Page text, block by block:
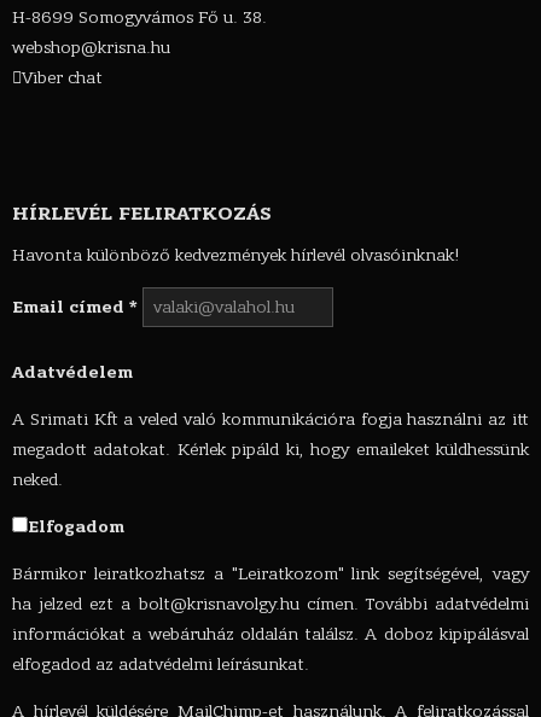
H-8699 Somogyvámos Fő u. 38.
webshop@krisna.hu
Viber chat
HÍRLEVÉL FELIRATKOZÁS
Havonta különböző kedvezmények hírlevél olvasóinknak!
Email címed *
Adatvédelem
A Srimati Kft a veled való kommunikációra fogja használni az itt
megadott adatokat. Kérlek pipáld ki, hogy emaileket küldhessünk
neked.
Elfogadom
Bármikor leiratkozhatsz a "Leiratkozom" link segítségével, vagy
ha jelzed ezt a bolt@krisnavolgy.hucímen. További adatvédelmi
információkat a webáruház oldalán találsz. A doboz kipipálásval
elfogadod az adatvédelmi leírásunkat.
A hírlevél küldésére MailChimp-et használunk. A feliratkozással